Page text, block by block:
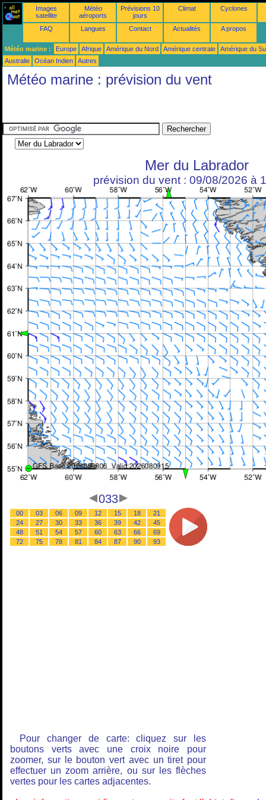
Images
satellite
Météo
aéroports
Prévisions 10
jours
Climat Cyclones
FAQ Langues Contact Actualités A propos
Météo marine : Europe Afrique Amérique du Nord Amérique centrale
Amérique du
Australie
Océan Indien Autres
Météo marine : prévision du vent
Mer du Labrador
prévision du vent : 09/08/2026 à
033
00 03 06 09 12 15 18
21
24
27 30 33 36 39 42
45
48
51 54 57 60 63 66
69
72
75 78 81 84 87 90 93
Pour changer de carte: cliquez sur les
boutons verts avec une croix noire pour
zoomer, sur le bouton vert avec un tiret pour
effectuer un zoom arrière, ou sur les flèches
vertes pour les cartes adjacentes.